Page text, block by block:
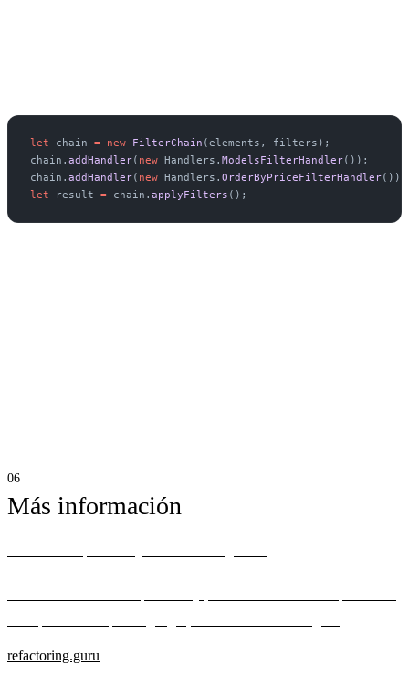
let chain = new FilterChain (elements, filters);
chain. addHandler( new Handlers. ModelsFilterHandler());
chain. addHandler( new Handlers. OrderByPriceFilterHandler());
let result = chain. applyFilters ();
Más información
refactoring.guru